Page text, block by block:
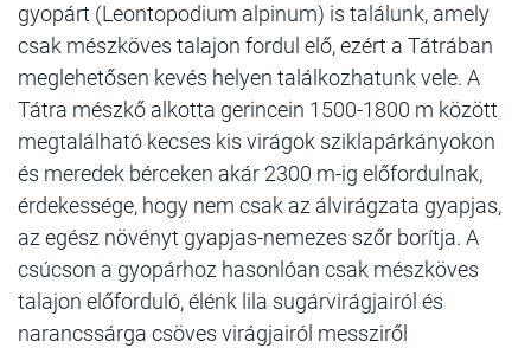
gyopárt (Leontopodium alpinum) is találunk, amely
csak mészköves talajon fordul elő, ezért a Tátrában
meglehetősen kevés helyen találkozhatunk vele. A
Tátra mészkő alkotta gerincein 1500-1800 m között
megtalálható kecses kis virágok sziklapárkányokon
és meredek bérceken akár 2300 m-ig előfordulnak,
érdekessége, hogy nem csak az álvirágzata gyapjas,
az egész növényt gyapjas-nemezes szőr borítja. A
csúcson a gyopárhoz hasonlóan csak mészköves
talajon előforduló, élénk lila sugárvirágjairól és
narancssárga csöves virágjairól messziről